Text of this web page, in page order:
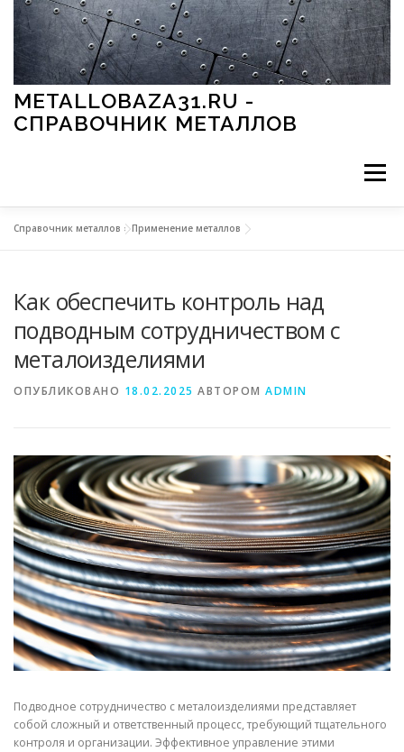
Перейти к содержимому
METALLOBAZA31.RU -
СПРАВОЧНИК МЕТАЛЛОВ
Меню
МЕТАЛЛЫ И ОКРУЖАЮЩАЯ СРЕДА
ПРИМЕНЕНИЕ МЕТАЛЛОВ
СТАТЬИ
Справочник металлов »Применение металлов
Как обеспечить контроль над
подводным сотрудничеством с
металоизделиями
ОПУБЛИКОВАНО 18.02.2025 АВТОРОМ ADMIN
Подводное сотрудничество с металоизделиями представляет
собой сложный и ответственный процесс, требующий тщательного
контроля и организации. Эффективное управление этими